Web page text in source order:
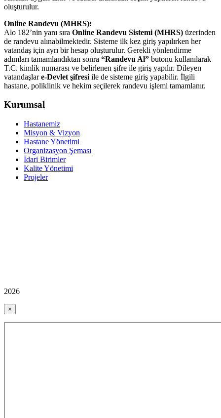
oluşturulur.
Online Randevu (MHRS):
Alo 182’nin yanı sıra Online Randevu Sistemi (MHRS) üzerinden
de randevu alınabilmektedir. Sisteme ilk kez giriş yapılırken her
vatandaş için ayrı bir hesap oluşturulur. Gerekli yönlendirme
adımları tamamlandıktan sonra “Randevu Al” butonu kullanılarak
T.C. kimlik numarası ve belirlenen şifre ile giriş yapılır. Dileyen
vatandaşlare-Devlet şifresi ile de sisteme giriş yapabilir. İlgili
hastane, poliklinik ve hekim seçilerek randevu işlemi tamamlanır.
Kurumsal
Hastanemiz
Misyon & Vizyon
Hastane Yönetimi
Organizasyon Şeması
İdari Birimler
Kalite Yönetimi
Projeler
2026
×